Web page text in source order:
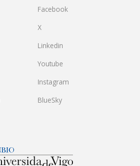
Facebook
X
Linkedin
Youtube
Instagram
BlueSky